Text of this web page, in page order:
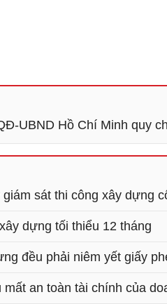
UBND Hồ Chí Minh quy
sát thi công xây dựng
dựng tối thiểu 12 tháng
đều phải niêm yết giấy
mất an toàn tài chính của